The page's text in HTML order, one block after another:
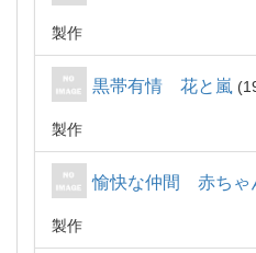
製作
黒帯有情 花と嵐
製作
愉快な仲間 赤ちゃ
製作